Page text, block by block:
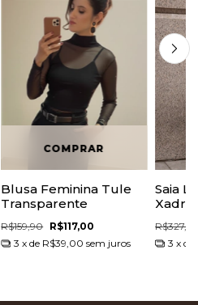
Blusa Feminina Tule
Transparente
R$159,90 R$117,00
3 x de R$39,00 sem juros
Saia
3 x de